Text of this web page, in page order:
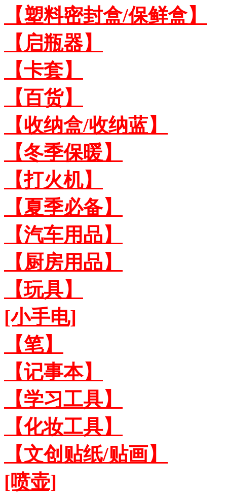
【塑料密封盒/保鲜盒】
【启瓶器】
【卡套】
【百货】
【收纳盒/收纳蓝】
【冬季保暖】
【打火机】
【夏季必备】
【汽车用品】
【厨房用品】
【玩具】
[小手电]
【笔】
【记事本】
【学习工具】
【化妆工具】
【文创贴纸/贴画】
[喷壶]